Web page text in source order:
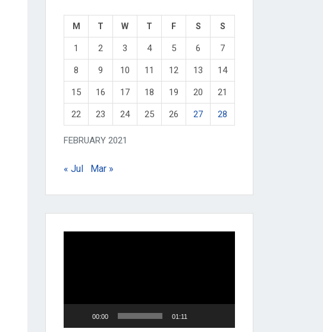
FEBRUARY 2021
M T W T F S S
1 2 3 4 5 6 7
8 9 10 11 12 13 14
15 16 17 18 19 20 21
22 23 24 25 26 27 28
« Jul Mar »
00:00 01:11